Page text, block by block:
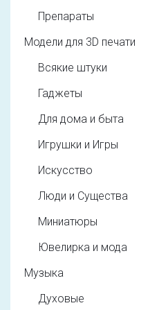
Препараты
Модели для 3D печати
Всякие штуки
Гаджеты
Для дома и быта
Игрушки и Игры
Искусство
Люди и Существа
Миниатюры
Ювелирка и мода
Музыка
Духовые